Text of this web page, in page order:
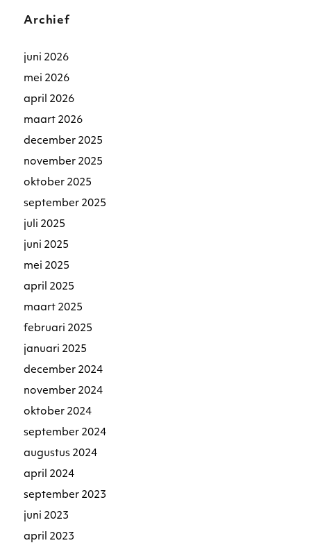
Archief
juni 2026
mei 2026
april 2026
maart 2026
december 2025
november 2025
oktober 2025
september 2025
juli 2025
juni 2025
mei 2025
april 2025
maart 2025
februari 2025
januari 2025
december 2024
november 2024
oktober 2024
september 2024
augustus 2024
april 2024
september 2023
juni 2023
april 2023